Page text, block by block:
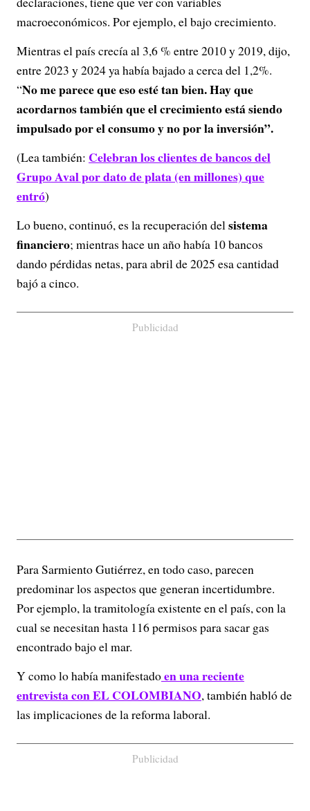
macroeconómicos. Por ejemplo, el bajo crecimiento.
Mientras el país crecía al 3,6 % entre 2010 y 2019, dijo,
entre 2023 y 2024 ya había bajado a cerca del 1,2%.
“No me parece que eso esté tan bien. Hay que
acordarnos también que el crecimiento está siendo
impulsado por el consumo y no por la inversión”.
(Lea también: Celebran los clientes de bancos del
Grupo Aval por dato de plata (en millones) que
entró)
Lo bueno, continuó, es la recuperación delsistema
financiero; mientras hace un año había 10 bancos
dando pérdidas netas, para abril de 2025 esa cantidad
bajó a cinco.
Publicidad
Para Sarmiento Gutiérrez, en todo caso, parecen
predominar los aspectos que generan incertidumbre.
Por ejemplo, la tramitología existente en el país, con la
cual se necesitan hasta 116 permisos para sacar gas
encontrado bajo el mar.
Y como lo había manifestadoen una reciente
entrevista con EL COLOMBIANO, también habló de
las implicaciones de la reforma laboral.
Publicidad